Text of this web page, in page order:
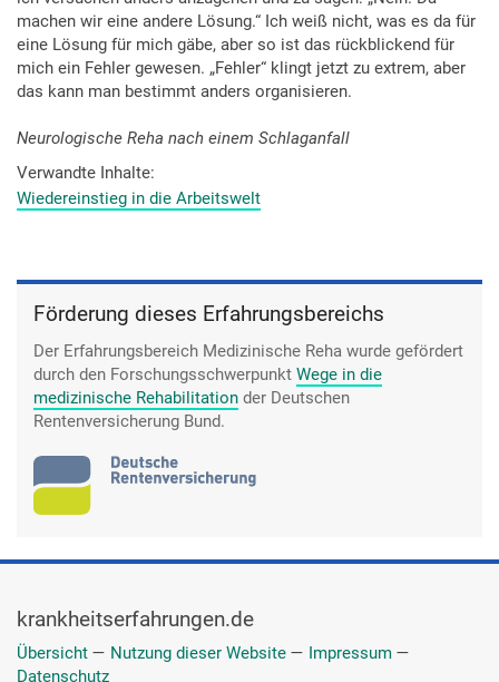
machen wir eine andere Lösung.“ Ich weiß nicht, was es da für
eine Lösung für mich gäbe, aber so ist das rückblickend für
mich ein Fehler gewesen. „Fehler“ klingt jetzt zu extrem, aber
das kann man bestimmt anders organisieren.
Neurologische Reha nach einem Schlaganfall
Verwandte Inhalte
Wiedereinstieg in die Arbeitswelt
Förderung dieses Erfahrungsbereichs
Der Erfahrungsbereich Medizinische Reha wurde gefördert
durch den Forschungsschwerpunkt Wege in die
medizinische Rehabilitation der Deutschen
Rentenversicherung Bund.
krankheitserfahrungen.de
Übersicht — Nutzung dieser Website — Impressum —
Datenschutz